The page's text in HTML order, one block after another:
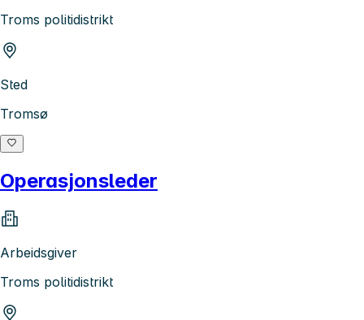
Troms politidistrikt
Sted
Tromsø
Operasjonsleder
Arbeidsgiver
Troms politidistrikt